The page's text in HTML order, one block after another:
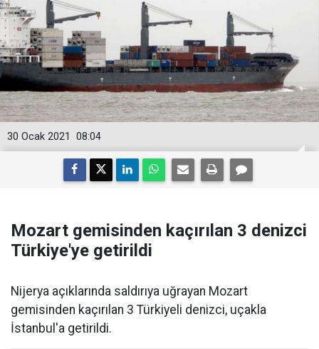
08:04
30 Ocak 2021
Mozart gemisinden kaçırılan 3 denizci
Türkiye'ye getirildi
Nijerya açıklarında saldırıya uğrayan Mozart
gemisinden kaçırılan 3 Türkiyeli denizci, uçakla
İstanbul'a getirildi.